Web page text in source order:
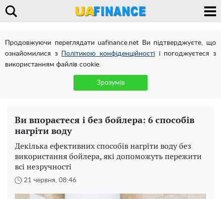
Продовжуючи переглядати uafinance.net Ви підтверджуєте, що
ознайомилися з
Політикою конфіденційності і погоджуєтеся з
використанням файлів cookie.
Зрозумів
Ви впораєтеся і без бойлера: 6 способів
нагріти воду
Декілька ефективних способів нагріти воду без
використання бойлера, які допоможуть пережити
всі незручності
21 червня, 08:46